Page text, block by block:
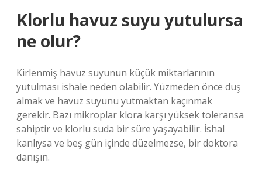
Klorlu havuz suyu yutulursa
ne olur?
Kirlenmiş havuz suyunun küçük miktarlarının
yutulması ishale neden olabilir. Yüzmeden önce duş
almak ve havuz suyunu yutmaktan kaçınmak
gerekir. Bazı mikroplar klora karşı yüksek toleransa
sahiptir ve klorlu suda bir süre yaşayabilir. İshal
kanlıysa ve beş gün içinde düzelmezse, bir doktora
danışın.